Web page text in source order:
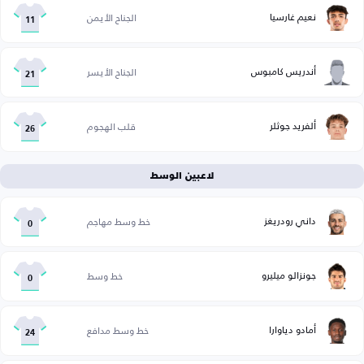
نعيم غارسيا الجناح الأيمن 11
أندريس كامبوس الجناح الأيسر 21
ألفريد جوثلر قلب الهجوم 26
لاعبين الوسط
داني رودريغز خط وسط مهاجم 0
جونزالو ميليرو خط وسط 0
أمادو دياوارا خط وسط مدافع 24